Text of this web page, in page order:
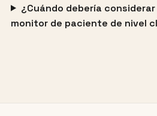
¿Cuándo debería
monitor de paciente de nivel